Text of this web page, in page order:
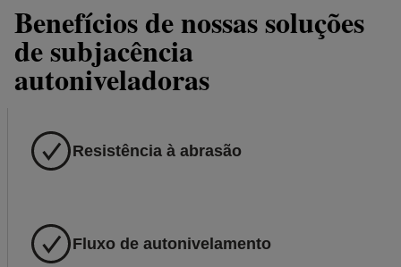
Benefícios de nossas soluções
de subjacência
autoniveladoras
Resistência à abrasão
Fluxo de autonivelamento